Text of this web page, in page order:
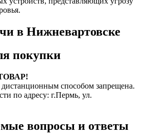
в Нижневартовске
покупки
дистанционным способом запрещена.
по адресу: г.Пермь, ул.
вопросы и ответы